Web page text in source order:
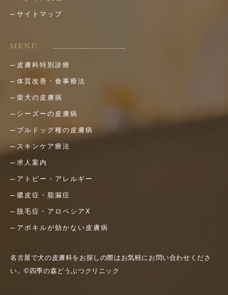
サイトマップ
MENU
皮膚科特別診療
体質改善・食事療法
柴犬の皮膚病
シーズーの皮膚病
ブルドッグ種の皮膚病
スキンケア療法
求人案内
アトピー・アレルギー
膿皮症・脂漏症
脱毛症・アロペシアX
アポキルが効かない皮膚病
名古屋で犬の皮膚科をお探しの際はお気軽にお問い合わせくださ
い。©四季の森どうぶつクリニック